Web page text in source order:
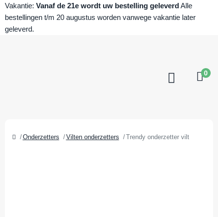
Vakantie: Vanaf de 21e wordt uw bestelling geleverdAlle
bestellingen t/m 20 augustus worden vanwege vakantie later
geleverd.
0
Onderzetters Vilten onderzetters Trendy onderzetter vilt